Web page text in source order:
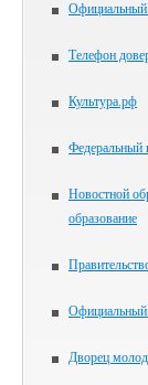
Официальный
Телефон
Культура.рф
Федеральный
Новостной
образование
Официальный
Дворец